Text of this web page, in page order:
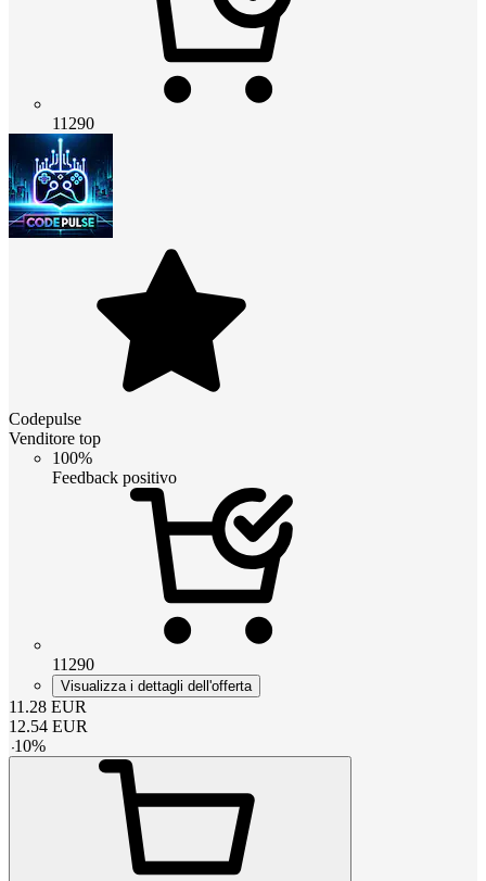
11290
Codepulse
Venditore top
100%
Feedback positivo
11290
Visualizza i dettagli dell'offerta
11.28 EUR
12.54 EUR
-10%